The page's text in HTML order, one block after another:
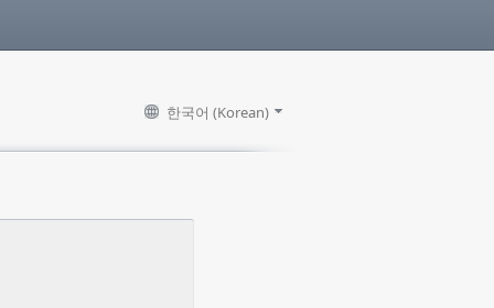
한국어 (Korean)